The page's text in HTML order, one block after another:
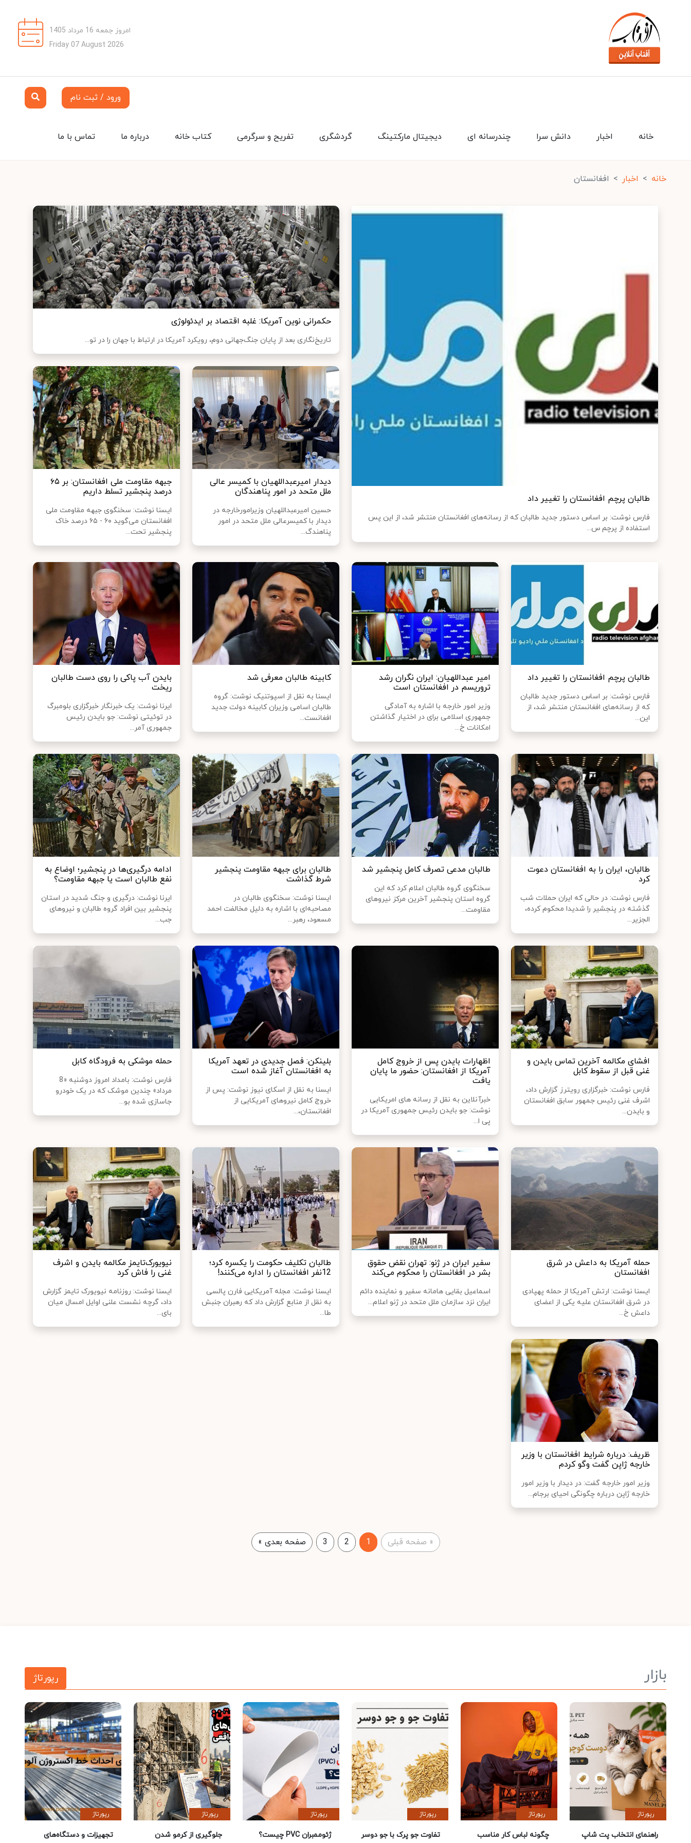
امروز جمعه 16 مرداد 1405
Friday 07 August 2026
ورود / ثبت نام
تماس با ما درباره ما کتاب خانه تفریح و سرگرمی گردشگری دیجیتال مارکتینگ چندرسانه ای دانش سرا اخبار خانه
خانه اخبار افغانستان
طالبان پرچم افغانستان را تغییر داد
فارس نوشت: بر اساس دستور جدید طالبان که از رسانه‌های افغانستان منتشر شد، از این پس
استفاده از پرچم س...
حکمرانی نوین آمریکا: غلبه اقتصاد بر ایدئولوژی
تاریخ‌نگاری بعد از پایان جنگ‌جهانی دوم، رویکرد آمریکا در ارتباط با جهان را در تو...
دیدار امیرعبداللهیان با کمیسر عالی
ملل متحد در امور پناهندگان
حسین امیرعبداللهیان وزیرامورخارجه در
دیدار با کمیسرعالی ملل متحد در امور
پناهندگ...
جبهه مقاومت ملی افغانستان: بر ۶۵
درصد پنجشیر تسلط داریم
ایسنا نوشت: سخنگوی جبهه مقاومت ملی
افغانستان می‌گوید ۶۰ - ۶۵ درصد خاک
پنجشیر تحت...
طالبان پرچم افغانستان را تغییر داد
فارس نوشت: بر اساس دستور جدید طالبان
که از رسانه‌های افغانستان منتشر شد، از
این...
امیر عبداللهیان: ایران نگران رشد
تروریسم در افغانستان است
وزیر امور خارجه با اشاره به آمادگی
جمهوری اسلامی برای در اختیار گذاشتن
امکانات خ...
کابینه طالبان معرفی شد
ایسنا به نقل از اسپوتنیک نوشت: گروه
طالبان اسامی وزیران کابینه دولت جدید
افغانست...
بایدن آب پاکی را روی دست طالبان
ریخت
ایرنا نوشت: یک خبرنگار خبرگزاری بلومبرگ
در توئیتی نوشت: جو بایدن رئیس
جمهوری آمر...
طالبان، ایران را به افغانستان دعوت
کرد
فارس نوشت: در حالی که ایران حملات شب
گذشته در پنجشیر را شدیدا محکوم کرده،
الجزیر...
طالبان مدعی تصرف کامل پنجشیر شد
سخنگوی گروه طالبان اعلام کرد که این
گروه استان پنجشیر آخرین مرکز نیروهای
مقاومت...
طالبان برای جبهه مقاومت پنجشیر
شرط گذاشت
ایسنا نوشت: سخنگوی طالبان در
مصاحبه‌ای با اشاره به دلیل مخالفت احمد
مسعود، رهبر...
ادامه درگیری‌ها در پنجشیر؛ اوضاع به
نفع طالبان است یا جبهه مقاومت؟
ایرنا نوشت: درگیری و جنگ شدید در استان
پنجشیر بین افراد گروه طالبان و نیروهای
جب...
افشای مکالمه آخرین تماس بایدن و
غنی قبل از سقوط کابل
فارس نوشت: خبرگزاری رویترز گزارش داد،
اشرف غنی رئیس جمهور سابق افغانستان
و بایدن...
اظهارات بایدن پس از خروج کامل
آمریکا از افغانستان: حضور ما پایان
یافت
خبرآنلاین به نقل از رسانه های امریکایی
نوشت: جو بایدن رئیس جمهوری آمریکا در
پی ا...
بلینکن: فصل جدیدی در تعهد آمریکا
به افغانستان آغاز شده است
ایسنا به نقل از اسکای نیوز نوشت: پس از
خروج کامل نیروهای آمریکایی از
افغانستان،...
حمله موشکی به فرودگاه کابل
فارس نوشت: بامداد امروز دوشنبه «8
مرداد» چندین موشک که در یک خودرو
جاسازی شده بو...
حمله آمریکا به داعش در شرق
افغانستان
ایسنا نوشت: ارتش آمریکا از حمله پهپادی
در شرق افغانستان علیه یکی از اعضای
داعش خ...
سفیر ایران در ژنو: تهران نقض حقوق
بشر در افغانستان را محکوم می‌کند
اسماعیل بقایی هامانه سفیر و نماینده دائم
ایران نزد سازمان ملل متحد در ژنو اعلام...
طالبان تکلیف حکومت را یکسره کرد؛
12نفر افغانستان را اداره می‌کنند!
ایسنا نوشت: مجله آمریکایی فارن پالسی
به نقل از منابع گزارش داد که رهبران جنبش
طا...
نیویورک‌تایمز مکالمه بایدن و اشرف
غنی را فاش کرد
ایسنا نوشت: روزنامه نیویورک تایمز گزارش
داد، گرچه نشست علنی اوایل امسال میان
بای...
ظریف: درباره شرایط افغانستان با وزیر
خارجه ژاپن گفت وگو کردم
وزیر امور خارجه گفت: در دیدار با وزیر امور
خارجه ژاپن درباره چگونگی احیای برجام...
« صفحه قبلی 1
2
3 صفحه بعدی »
بازار رپورتاژ
رپورتاژ
راهنمای انتخاب پت شاپ
رپورتاژ
چگونه لباس کار مناسب
رپورتاژ
تفاوت جو پرک با جو دوسر
رپورتاژ
ژئوممبران PVC چیست؟
رپورتاژ
جلوگیری از کرمو شدن
رپورتاژ
تجهیزات و دستگاه‌های